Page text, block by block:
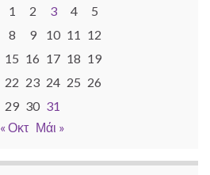
1
2 3 4
5
8 9 10 11 12
15 16 17 18 19
22 23 24 25 26
29 30 31
« Οκτ Μάι »